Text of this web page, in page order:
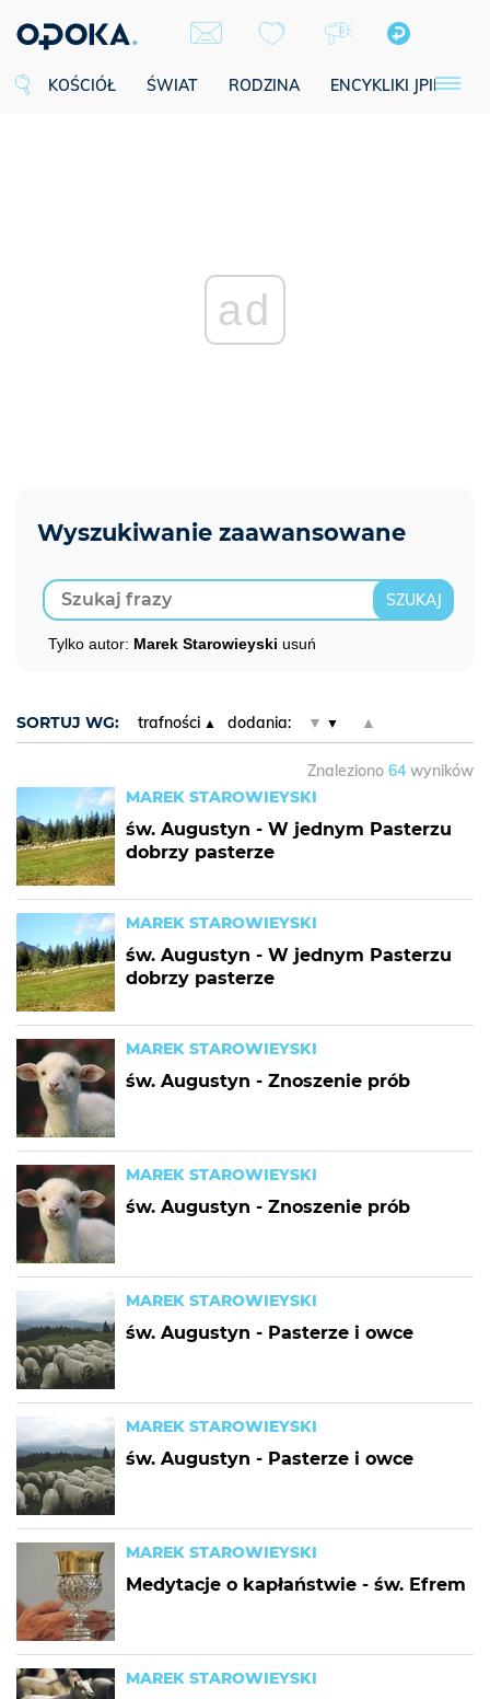
KOŚCIÓŁ ŚWIAT RODZINA ENCYKLIKI JPII
ad
Tylko autor: Marek Starowieyski usuń
SORTUJ WG: trafności dodania: ▼ ▲
Znaleziono 64 wyników
MAREK STAROWIEYSKI
św. Augustyn - W jednym Pasterzu
dobrzy pasterze
MAREK STAROWIEYSKI
św. Augustyn - W jednym Pasterzu
dobrzy pasterze
MAREK STAROWIEYSKI
św. Augustyn - Znoszenie prób
MAREK STAROWIEYSKI
św. Augustyn - Znoszenie prób
MAREK STAROWIEYSKI
św. Augustyn - Pasterze i owce
MAREK STAROWIEYSKI
św. Augustyn - Pasterze i owce
MAREK STAROWIEYSKI
Medytacje o kapłaństwie - św. Efrem
MAREK STAROWIEYSKI